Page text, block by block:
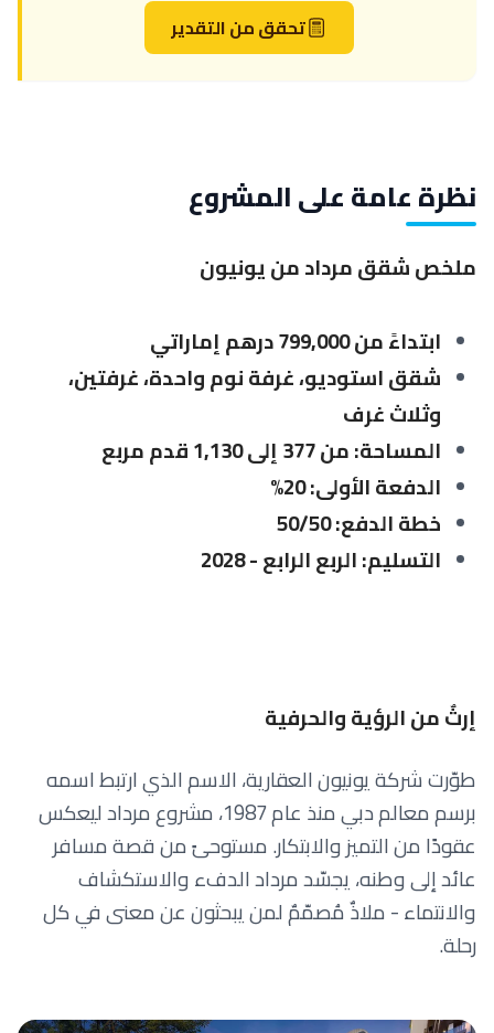
تحقق من التقدير
نظرة عامة على المشروع
ملخص شقق مرداد من يونيون
ابتداءً من 799,000 درهم إماراتي
شقق استوديو، غرفة نوم واحدة، غرفتين،
وثلاث غرف
المساحة: من 377 إلى 1,130 قدم مربع
الدفعة الأولى: 20%
خطة الدفع: 50/50
التسليم: الربع الرابع - 2028
إرثٌ من الرؤية والحرفية
طوّرت شركة يونيون العقارية، الاسم الذي ارتبط اسمه
برسم معالم دبي منذ عام 1987، مشروع مرداد ليعكس
عقودًا من التميز والابتكار. مستوحىً من قصة مسافر
عائد إلى وطنه، يجسّد مرداد الدفء والاستكشاف
والانتماء - ملاذٌ مُصمّمٌ لمن يبحثون عن معنى في كل
رحلة.